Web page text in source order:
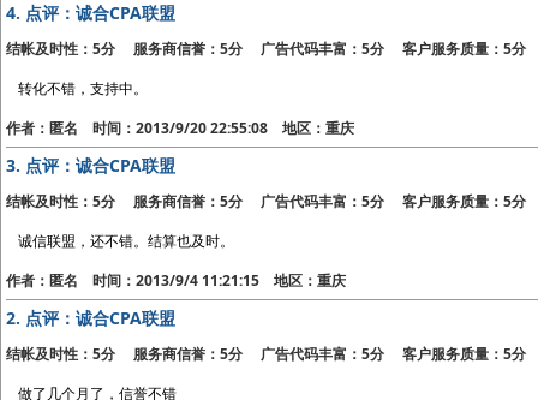
4. 点评：诚合CPA联盟
结帐及时性：5分 服务商信誉：5分 广告代码丰富：5分 客户服务质量：5分
转化不错，支持中。
作者：匿名 时间：2013/9/20 22:55:08 地区：重庆
3. 点评：诚合CPA联盟
结帐及时性：5分 服务商信誉：5分 广告代码丰富：5分 客户服务质量：5分
诚信联盟，还不错。结算也及时。
作者：匿名 时间：2013/9/4 11:21:15 地区：重庆
2. 点评：诚合CPA联盟
结帐及时性：5分 服务商信誉：5分 广告代码丰富：5分 客户服务质量：5分
做了几个月了，信誉不错